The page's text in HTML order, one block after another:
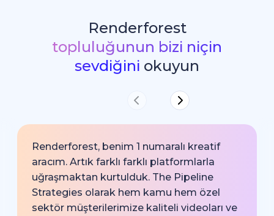
Renderforest
topluluğunun bizi niçin
sevdiğini okuyun
Renderforest, benim 1 numaralı kreatif
aracım. Artık farklı farklı platformlarla
uğraşmaktan kurtulduk. The Pipeline
Strategies olarak hem kamu hem özel
sektör müşterilerimize kaliteli videoları ve